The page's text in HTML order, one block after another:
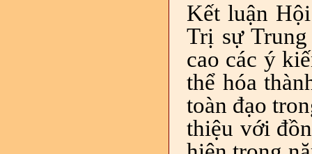
Kết luận
Trị sự
cao các ý
thể hóa
toàn đạo
thiệu với